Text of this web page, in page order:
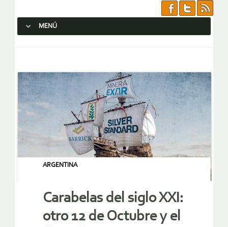
MENÚ
ARGENTINA
Carabelas del siglo XXI:
otro 12 de Octubre y el